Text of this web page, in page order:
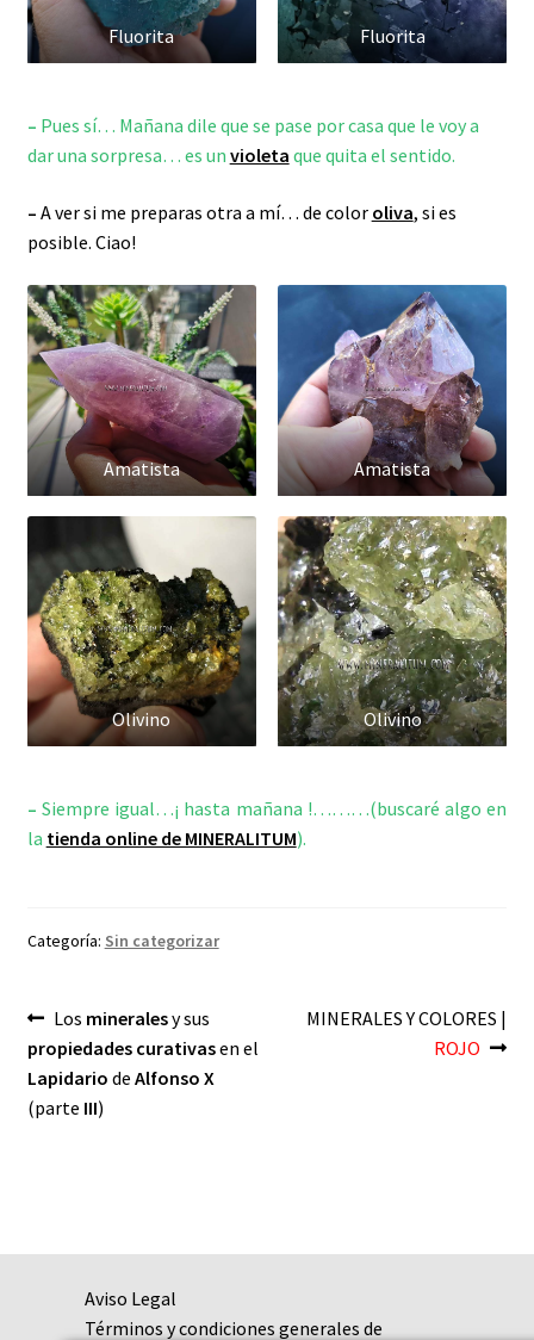
Fluorita Fluorita
– Pues sí… Mañana dile que se pase por casa que le voy a
dar una sorpresa… es un violeta que quita el sentido.
– A ver si me preparas otra a mí… de color oliva, si es
posible. Ciao!
Amatista Amatista
Olivino Olivino
– Siempre igual…¡ hasta mañana !………(buscaré algo en
la tienda online de MINERALITUM).
Categoría: Sin categorizar
Navegación
de
entradas
Anterior:
Los mineralesy sus
propiedades curativasen el
Lapidario de Alfonso X
(parte III)
Siguiente:
MINERALES Y COLORES |
ROJO
Aviso Legal
Términos y condiciones generales de